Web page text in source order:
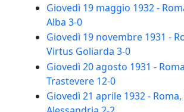
Giovedì 19 maggio 1932 -
Alba 3-0
Giovedì 19 novembre 1931 -
Virtus Goliarda 3-0
Giovedì 20 agosto 1931 -
Trastevere 12-0
Giovedì 21 aprile 1932 - Roma,